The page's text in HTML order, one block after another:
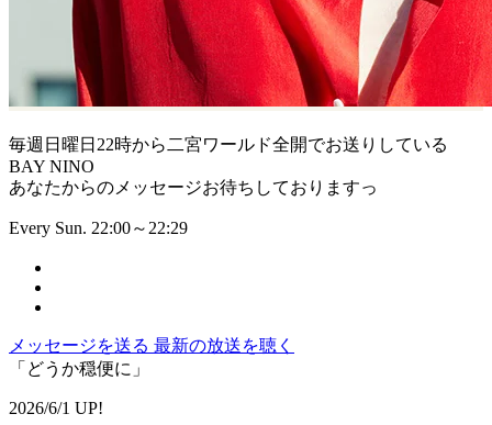
毎週日曜日22時から二宮ワールド全開でお送りしている
BAY NINO
あなたからのメッセージお待ちしておりますっ
Every Sun. 22:00～22:29
メッセージを送る 最新の放送を聴く
「どうか穏便に」
2026/6/1 UP!